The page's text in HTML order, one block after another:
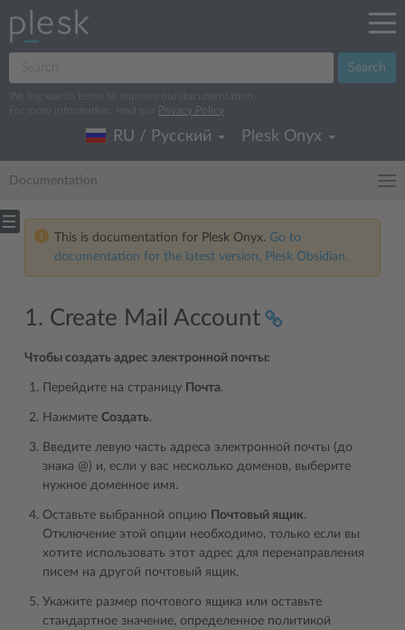
Search
We log search terms to improve our documentation.
For more information, read our
Privacy Policy
RU / Русский Plesk Onyx
Documentation
This is documentation for Plesk Onyx. Go to
documentation for the latest version, Plesk Obsidian.
1. Create Mail Account
Чтобы создать адрес электронной почты:
Перейдите на страницу Почта.
Нажмите Создать.
Введите левую часть адреса электронной почты (до
знака @) и, если у вас несколько доменов, выберите
нужное доменное имя.
Оставьте выбранной опцию Почтовый ящик.
Отключение этой опции необходимо, только если вы
хотите использовать этот адрес для перенаправления
писем на другой почтовый ящик.
Укажите размер почтового ящика или оставьте
стандартное значение, определенное политикой